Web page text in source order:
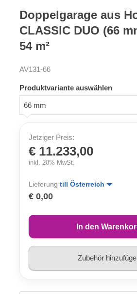
Doppelgarage aus
CLASSIC DUO (66
54 m²
AV131-66
Produktvariante auswählen
66 mm
Jetziger Preis:
€ 11.233,00
inkl. 20% MwSt.
Lieferung till Österreich
€ 0,00
In den
Zubehör